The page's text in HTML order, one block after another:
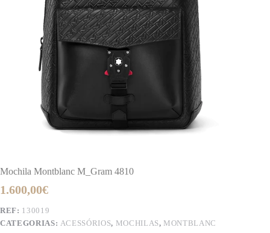
Mochila Montblanc M_Gram 4810
1.600,00€
REF: 130019
CATEGORIAS: ACESSÓRIOS, MOCHILAS, MONTBLANC